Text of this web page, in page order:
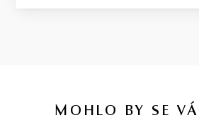
MOHLO BY SE